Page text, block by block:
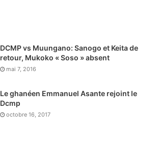
DCMP vs Muungano: Sanogo et Keita de
retour, Mukoko « Soso » absent
mai 7, 2016
Le ghanéen Emmanuel Asante rejoint le
Dcmp
octobre 16, 2017